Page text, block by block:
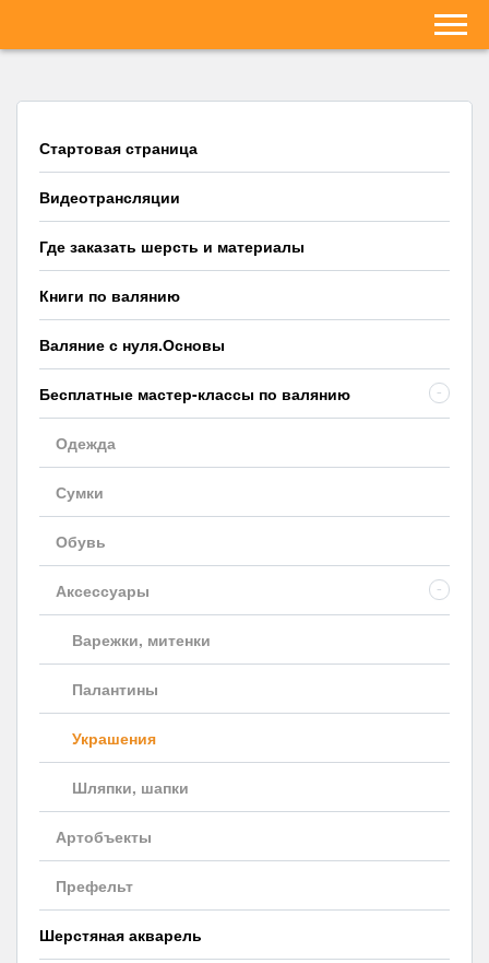
Стартовая страница
Видеотрансляции
Где заказать шерсть и материалы
Книги по валянию
Валяние с нуля.Основы
Бесплатные мастер-классы по валянию -
Одежда
Сумки
Обувь
Аксессуары -
Варежки, митенки
Палантины
Украшения
Шляпки, шапки
Артобъекты
Префельт
Шерстяная акварель